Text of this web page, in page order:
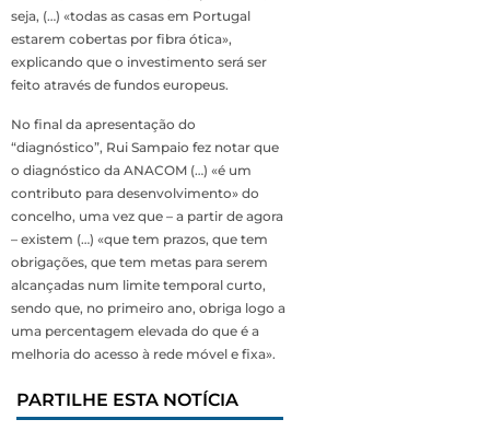
seja, (…) «todas as casas em Portugal
estarem cobertas por fibra ótica»,
explicando que o investimento será ser
feito através de fundos europeus.
No final da apresentação do
“diagnóstico”, Rui Sampaio fez notar que
o diagnóstico da ANACOM (…) «é um
contributo para desenvolvimento» do
concelho, uma vez que – a partir de agora
– existem (…) «que tem prazos, que tem
obrigações, que tem metas para serem
alcançadas num limite temporal curto,
sendo que, no primeiro ano, obriga logo a
uma percentagem elevada do que é a
melhoria do acesso à rede móvel e fixa».
PARTILHE ESTA NOTÍCIA